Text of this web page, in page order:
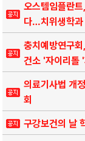
오스템임플란
다…치위생학과
충치예방연구
건소 '자이리톨
의료기사법 개
회
구강보건의 날